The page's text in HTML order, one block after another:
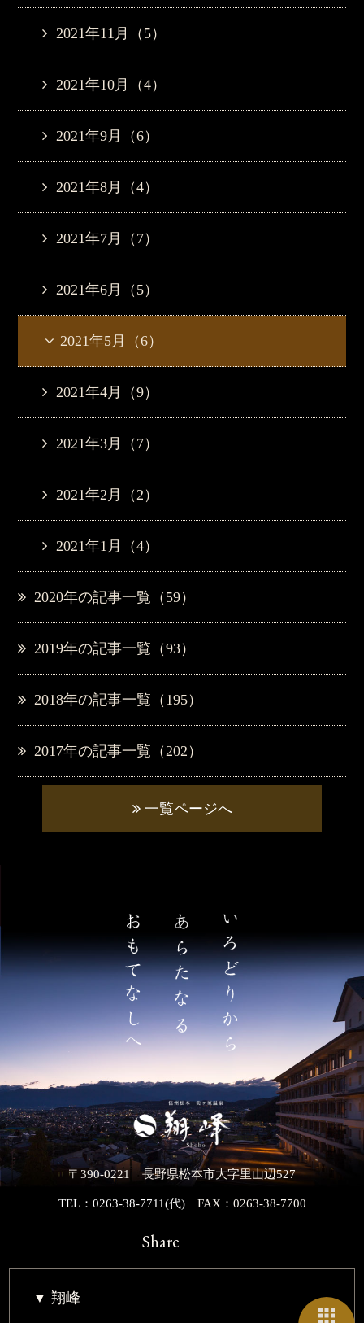
2021年11月（5）
2021年10月（4）
2021年9月（6）
2021年8月（4）
2021年7月（7）
2021年6月（5）
2021年5月（6）
2021年4月（9）
2021年3月（7）
2021年2月（2）
2021年1月（4）
2020年の記事一覧（59）
2019年の記事一覧（93）
2018年の記事一覧（195）
2017年の記事一覧（202）
一覧ページへ
〒390-0221 長野県松本市大字里山辺527
TEL：0263-38-7711(代)FAX：0263-38-7700
Share
翔峰